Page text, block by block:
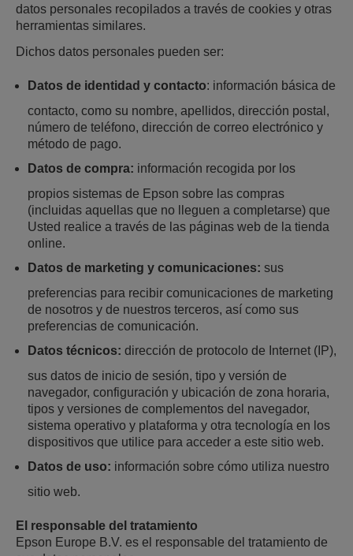
datos personales recopilados a través de cookies y otras
herramientas similares.
Dichos datos personales pueden ser:
Datos de identidad y contacto: información básica de
contacto, como su nombre, apellidos, dirección postal,
número de teléfono, dirección de correo electrónico y
método de pago.
Datos de compra: información recogida por los
propios sistemas de Epson sobre las compras
(incluidas aquellas que no lleguen a completarse) que
Usted realice a través de las páginas web de la tienda
online.
Datos de marketing y comunicaciones: sus
preferencias para recibir comunicaciones de marketing
de nosotros y de nuestros terceros, así como sus
preferencias de comunicación.
Datos técnicos: dirección de protocolo de Internet (IP),
sus datos de inicio de sesión, tipo y versión de
navegador, configuración y ubicación de zona horaria,
tipos y versiones de complementos del navegador,
sistema operativo y plataforma y otra tecnología en los
dispositivos que utilice para acceder a este sitio web.
Datos de uso: información sobre cómo utiliza nuestro
sitio web.
El responsable del tratamiento
Epson Europe B.V. es el responsable del tratamiento de